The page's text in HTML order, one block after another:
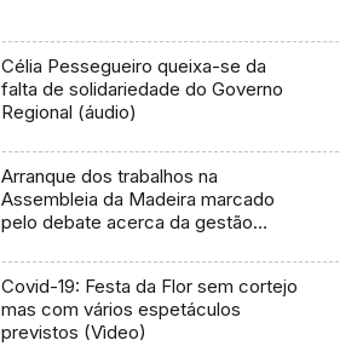
Célia Pessegueiro queixa-se da
falta de solidariedade do Governo
Regional (áudio)
Arranque dos trabalhos na
Assembleia da Madeira marcado
pelo debate acerca da gestão
Covid-19: Festa da Flor sem cortejo
mas com vários espetáculos
previstos (Vìdeo)